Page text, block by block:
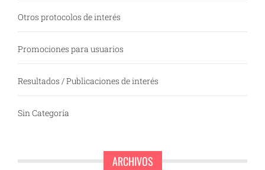
Otros protocolos de interés
Promociones para usuarios
Resultados / Publicaciones de interés
Sin Categoría
ARCHIVOS